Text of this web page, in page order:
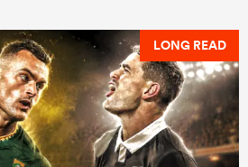
LONG READ